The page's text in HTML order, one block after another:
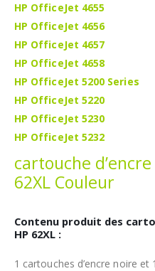
HP OfficeJet 4655
HP OfficeJet 4656
HP OfficeJet 4657
HP OfficeJet 4658
HP OfficeJet 5200 Series
HP OfficeJet 5220
HP OfficeJet 5230
HP OfficeJet 5232
cartouche
62XL Couleur
Contenu produit des
HP 62XL :
1 cartouches d’encre noire et